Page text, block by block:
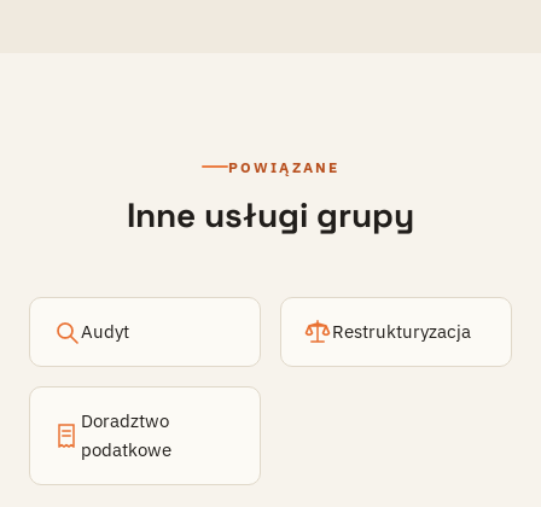
POWIĄZANE
Inne usługi grupy
Audyt Restrukturyzacja
Doradztwo
podatkowe